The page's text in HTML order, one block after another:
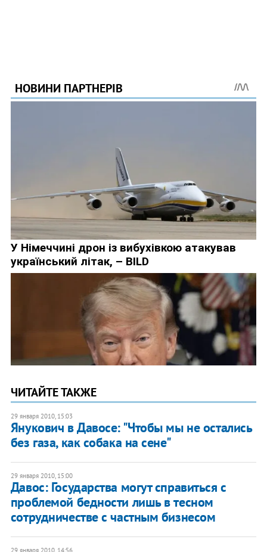
ЧИТАЙТЕ ТАКЖЕ
29 января 2010, 15:03
Янукович в Давосе: "Чтобы мы не остались
без газа, как собака на сене"
29 января 2010, 15:00
Давос: Государства могут справиться с
проблемой бедности лишь в тесном
сотрудничестве с частным бизнесом
29 января 2010, 14:56